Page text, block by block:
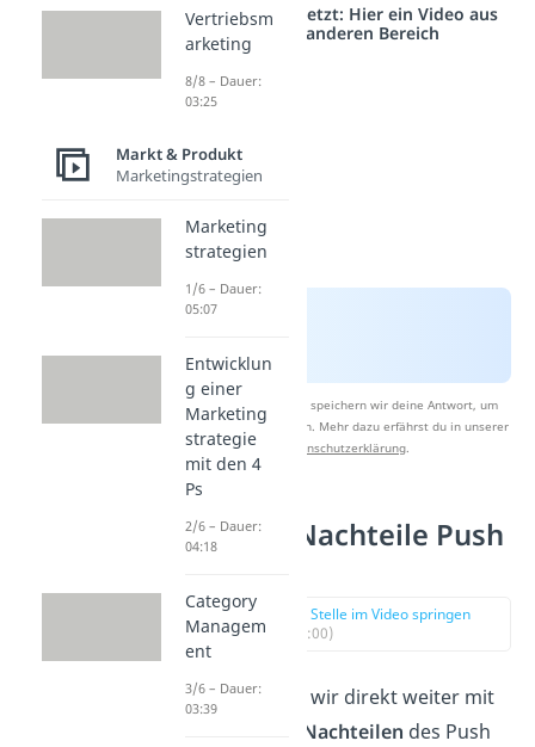
Studyflix vernetzt: Hier ein Video aus
einem anderen Bereich
Nach Beantwortung speichern wir deine Antwort, um
Studyflix zu verbessern. Mehr dazu erfährst du in unserer
Datenschutzerklärung.
Vor und Nachteile Push
zur Stelle im Video springen
(03:00)
Dann machen wir direkt weiter mit
Vor- und Nachteilen des Push
Vertriebsm
arketing
8/8 – Dauer:
03:25
Markt & Produkt
Marketingstrategien
Marketing
strategien
1/6 – Dauer:
05:07
Entwicklun
g einer
Marketing
strategie
mit den 4
Ps
2/6 – Dauer:
04:18
Category
Managem
ent
3/6 – Dauer:
03:39